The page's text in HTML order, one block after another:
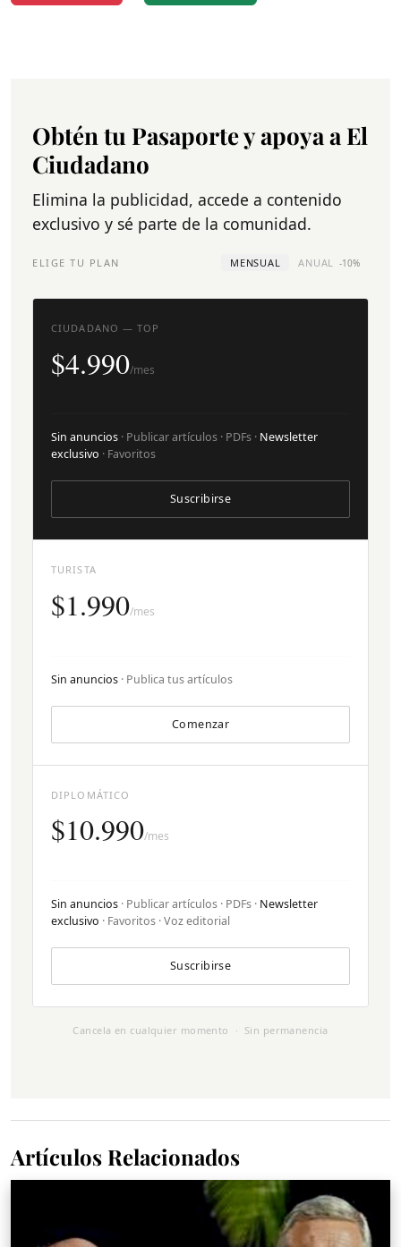
Obtén tu Pasaporte y apoya a El
Ciudadano
Elimina la publicidad, accede a contenido
exclusivo y sé parte de la comunidad.
ELIGE TU PLAN MENSUAL ANUAL -10%
TURISTA
$1.990/mes
Sin anuncios · Publica tus artículos
Comenzar
CIUDADANO — TOP
$4.990/mes
Sin anuncios · Publicar artículos · PDFs · Newsletter
exclusivo · Favoritos
Suscribirse
DIPLOMÁTICO
$10.990/mes
Sin anuncios · Publicar artículos · PDFs · Newsletter
exclusivo · Favoritos · Voz editorial
Suscribirse
Cancela en cualquier momento · Sin permanencia
Artículos Relacionados